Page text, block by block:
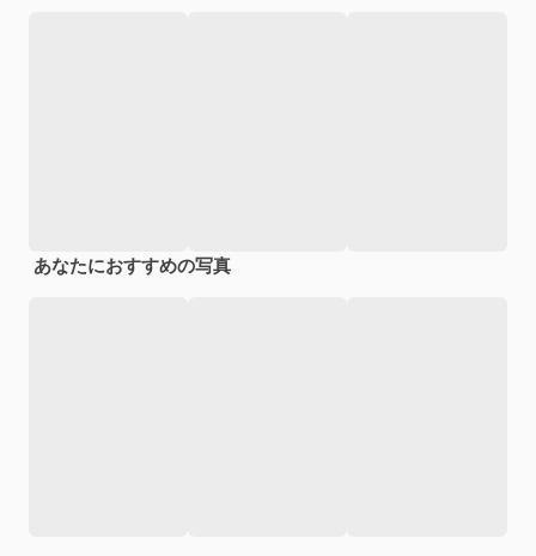
あなたにおすすめの写真